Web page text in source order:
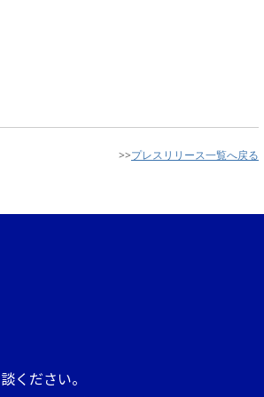
>>プレスリリース一覧へ戻る
ください。